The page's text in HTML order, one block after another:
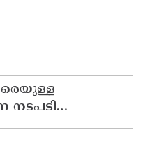
നടപടി